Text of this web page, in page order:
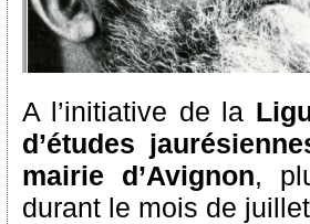
A l’initiative de la
d’études
mairie d’Avignon,
durant le mois de